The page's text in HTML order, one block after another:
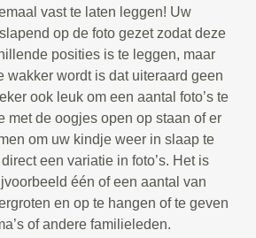
vast te laten leggen! Uw
op de foto gezet zodat deze
posities is te leggen, maar
wakker wordt is dat uiteraard geen
ook leuk om een aantal foto’s te
met de oogjes open op staan of er
om uw kindje weer in slaap te
een variatie in foto’s. Het is
één of een aantal van
en op te hangen of te geven
of andere familieleden.